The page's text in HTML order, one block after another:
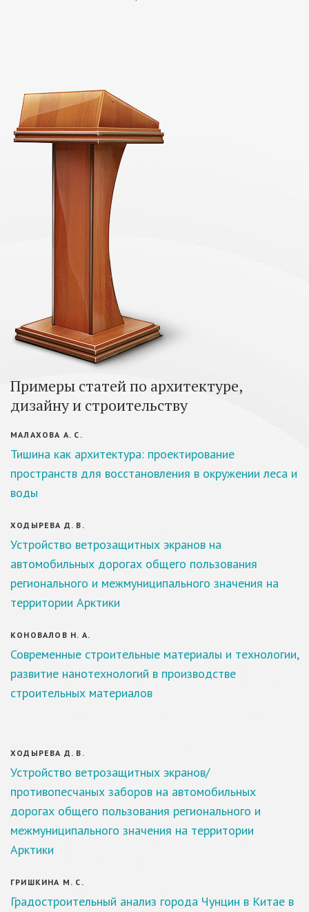
Примеры статей по архитектуре,
дизайну и строительству
МАЛАХОВА А. С.
Тишина как архитектура: проектирование
пространств для восстановления в окружении леса и
воды
ХОДЫРЕВА Д. В.
Устройство ветрозащитных экранов на
автомобильных дорогах общего пользования
регионального и межмуниципального значения на
территории Арктики
КОНОВАЛОВ Н. А.
Современные строительные материалы и технологии,
развитие нанотехнологий в производстве
строительных материалов
ХОДЫРЕВА Д. В.
Устройство ветрозащитных экранов/
противопесчаных заборов на автомобильных
дорогах общего пользования регионального и
межмуниципального значения на территории
Арктики
ГРИШКИНА М. С.
Градостроительный анализ города Чунцин в Китае в